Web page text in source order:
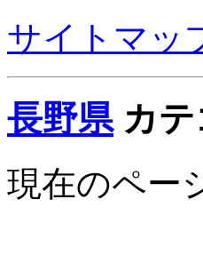
サイトマッ
長野県カテ
現在のペー